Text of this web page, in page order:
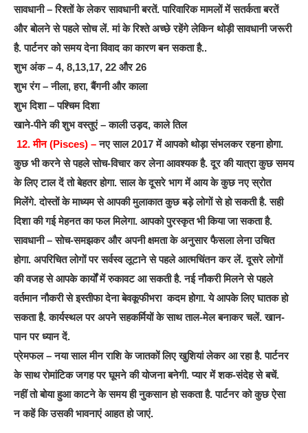
सावधानी – रिश्तों के लेकर सावधानी बरतें. पारिवारिक मामलों में सतर्कता बरतें
और बोलने से पहले सोच लें. मां के रिश्ते अच्छे रहेंगे लेकिन थोड़ी सावधानी जरूरी
है. पार्टनर को समय देना विवाद का कारण बन सकता है..
शुभ अंक – 4, 8,13,17, 22 और 26
शुभ रंग – नीला, हरा, बैंगनी और काला
शुभ दिशा – पश्चिम दिशा
खाने-पीने की शुभ वस्तुएं – काली उड़़द, काले तिल
12. मीन (Pisces) –नए साल 2017 में आपको थोड़ा संभलकर रहना होगा.
कुछ भी करने से पहले सोच-विचार कर लेना आवश्यक है. दूर की यात्रा कुछ समय
के लिए टाल दें तो बेहतर होगा. साल के दूसरे भाग में आय के कुछ नए स्रोत
मिलेंगे. दोस्तों के माध्यम से आपकी मुलाकात कुछ बड़े लोगों से हो सकती है. सही
दिशा की गई मेहनत का फल मिलेगा. आपको पुरस्कृत भी किया जा सकता है.
सावधानी – सोच-समझकर और अपनी क्षमता के अनुसार फैसला लेना उचित
होगा. अपरिचित लोगों पर सर्वस्व लूटाने से पहले आत्मचिंतन कर लें. दूसरे लोगों
की वजह से आपके कार्यों में रुकावट आ सकती है. नई नौकरी मिलने से पहले
वर्तमान नौकरी से इस्तीफा देना बेवकूफीभरा कदम होगा. ये आपके लिए घातक हो
सकता है. कार्यस्थल पर अपने सहकर्मियों के साथ ताल-मेल बनाकर चलें. खान-
पान पर ध्यान दें.
प्रेमफल – नया साल मीन राशि के जातकों लिए खुशियां लेकर आ रहा है. पार्टनर
के साथ रोमांटिक जगह पर घूमने की योजना बनेगी. प्यार में शक-संदेह से बचें.
नहीं तो बोया हुआ काटने के समय ही नुकसान हो सकता है. पार्टनर को कुछ ऐसा
न कहें कि उसकी भावनाएं आहत हो जाएं.